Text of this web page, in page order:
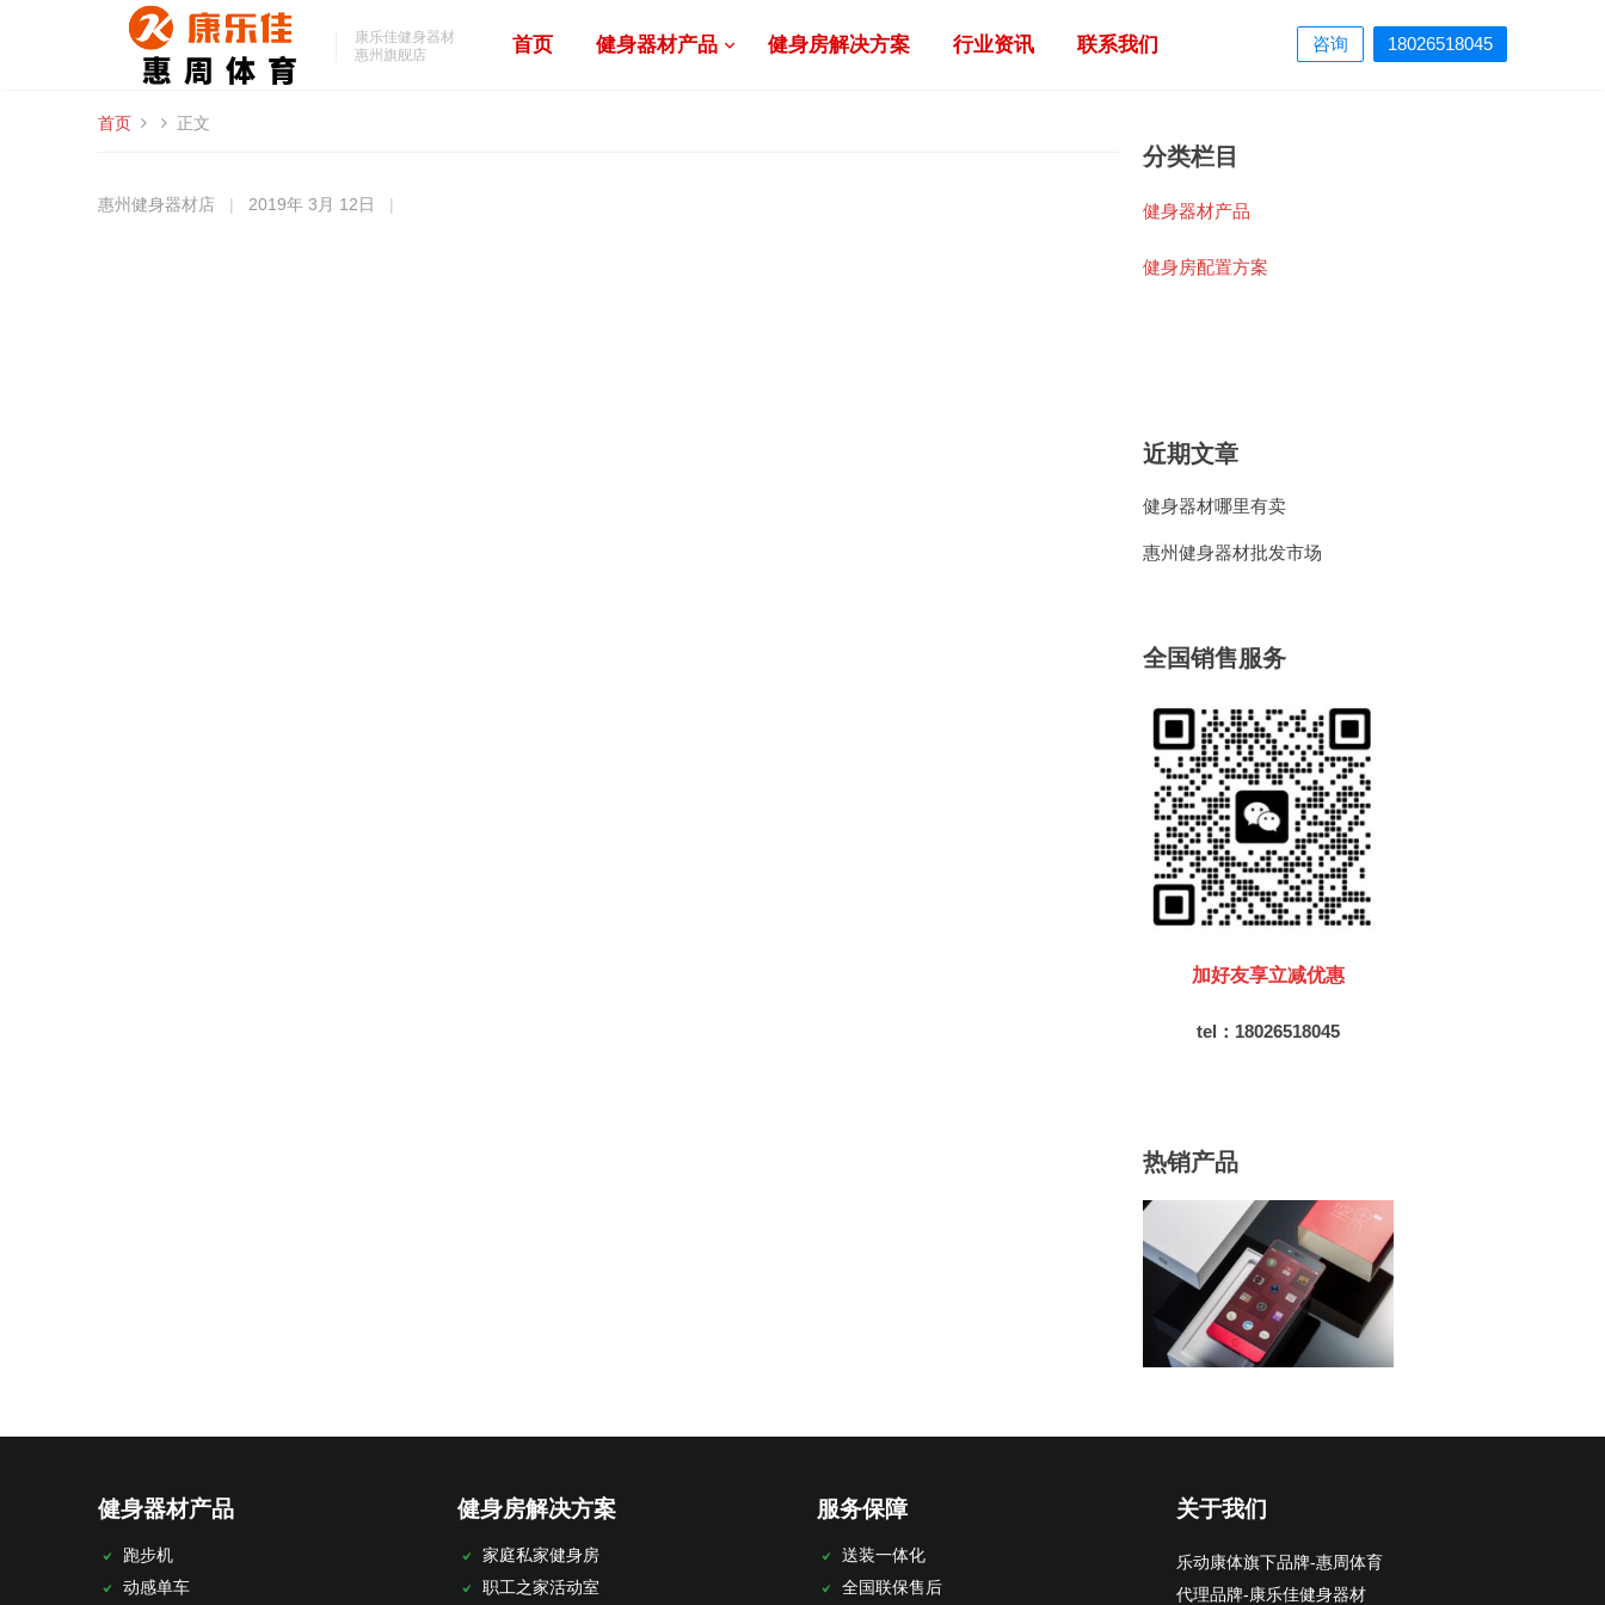
康乐佳健身器材
惠州旗舰店
首页 健身器材产品 健身房解决方案 行业资讯 联系我们 咨询 18026518045
首页 正文
惠州健身器材店 2019年 3月 12日
分类栏目
健身器材产品
健身房配置方案
近期文章
健身器材哪里有卖
惠州健身器材批发市场
全国销售服务
加好友享立减优惠
tel：18026518045
热销产品
健身器材产品
跑步机
动感单车
健身房解决方案
家庭私家健身房
职工之家活动室
服务保障
送装一体化
全国联保售后
关于我们
乐动康体旗下品牌-惠周体育
代理品牌-康乐佳健身器材